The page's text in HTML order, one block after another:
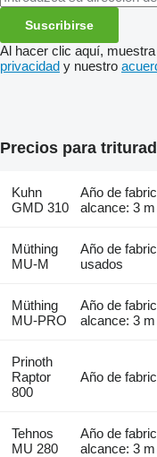
Suscribirse
Al hacer clic aquí,
privacidad y nuestro
Precios para
Kuhn
GMD 310
Año de
alcance: 3 m
Müthing
MU-M
Año de
usados
Müthing
MU-PRO
Año de
alcance: 3 m
Prinoth
Raptor
800
Año de
Tehnos
MU 280
Año de
alcance: 3 m